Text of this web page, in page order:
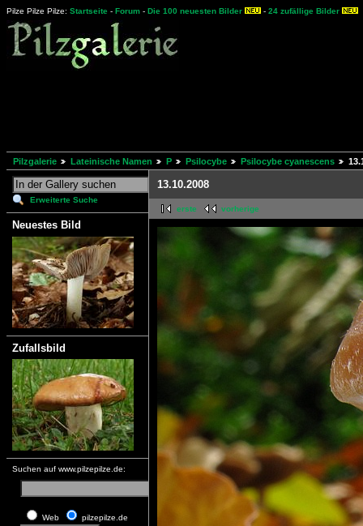
Pilze Pilze Pilze: Startseite - Forum - Die 100 neuesten Bilder - 24 zufällige Bilder
Pilzgalerie Lateinische Namen P Psilocybe Psilocybe cyanescens
Erweiterte Suche
Neuestes Bild
Zufallsbild
Suchen auf www.pilzepilze.de:
Web pilzepilze.de
13.10.2008
erste vorherige